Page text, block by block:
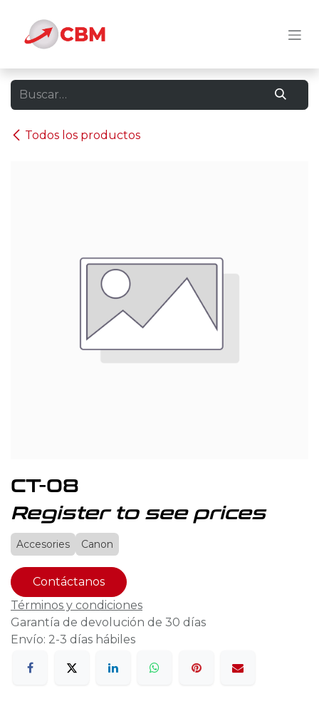
Todos los productos
CT-08
Register to see prices
Accesories Canon
Contáctanos
Términos y condiciones
Garantía de devolución de 30 días
Envío: 2-3 días hábiles